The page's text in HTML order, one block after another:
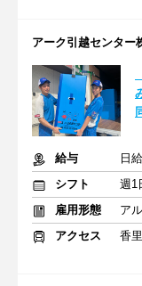
アーク引越センター
給与
日
シフト
週1
雇用形態
ア
アクセス
香